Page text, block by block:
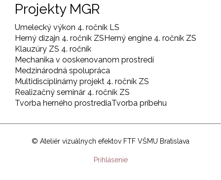
Projekty MGR
Umelecký výkon 4. ročník LS
Herný dizajn 4. ročník ZSHerný engine 4. ročník ZS
Klauzúry ZS 4. ročník
Mechanika v ooskenovanom prostredí
Medzinárodná spolupráca
Multidisciplinárny projekt 4. ročník ZS
Realizačný seminár 4. ročník ZS
Tvorba herného prostrediaTvorba príbehu
© Ateliér vizuálnych efektov FTF VŠMU Bratislava
Prihlásenie